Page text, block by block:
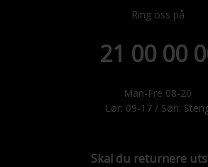
Ring oss på
21 00 00
Man-Fre 08-20
Lør: 09-17 / Søn:
Skal du returnere